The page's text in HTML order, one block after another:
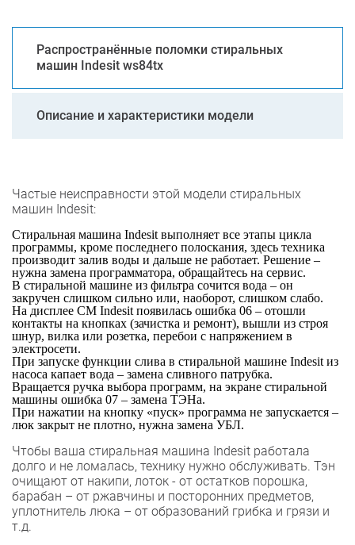
Распространённые поломки стиральных
машин Indesit ws84tx
Описание и характеристики модели
Частые неисправности этой модели стиральных
машин Indesit:
Стиральная машина Indesit выполняет все этапы цикла
программы, кроме последнего полоскания, здесь техника
производит залив воды и дальше не работает. Решение –
нужна замена программатора, обращайтесь на сервис.
В стиральной машине из фильтра сочится вода – он
закручен слишком сильно или, наоборот, слишком слабо.
На дисплее СМ Indesit появилась ошибка 06 – отошли
контакты на кнопках (зачистка и ремонт), вышли из строя
шнур, вилка или розетка, перебои с напряжением в
электросети.
При запуске функции слива в стиральной машине Indesit из
насоса капает вода – замена сливного патрубка.
Вращается ручка выбора программ, на экране стиральной
машины ошибка 07 – замена ТЭНа.
При нажатии на кнопку «пуск» программа не запускается –
люк закрыт не плотно, нужна замена УБЛ.
Чтобы ваша стиральная машина Indesit работала
долго и не ломалась, технику нужно обслуживать. Тэн
очищают от накипи, лоток - от остатков порошка,
барабан – от ржавчины и посторонних предметов,
уплотнитель люка – от образований грибка и грязи и
т.д.